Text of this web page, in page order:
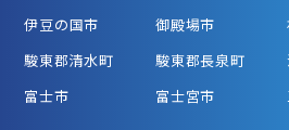
伊豆の国市
御殿場市
駿東郡清水町
駿東郡長泉町
富士市
富士宮市